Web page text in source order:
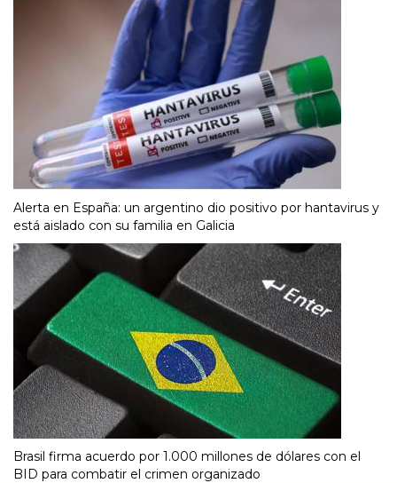
Alerta en España: un argentino dio positivo por hantavirus y
está aislado con su familia en Galicia
Brasil firma acuerdo por 1.000 millones de dólares con el
BID para combatir el crimen organizado